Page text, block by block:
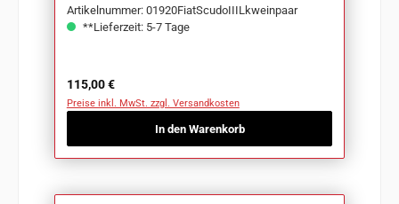
Artikelnummer: 01920FiatScudoIIILkweinpaar
**Lieferzeit: 5-7 Tage
Regulärer Preis:
115,00 €
Preise inkl. MwSt. zzgl. Versandkosten
In den Warenkorb